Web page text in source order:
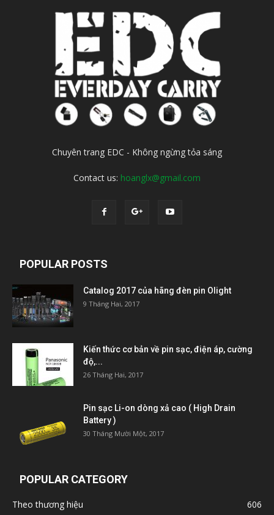
Chuyên trang EDC - Không ngừng tỏa sáng
Contact us: hoanglx@gmail.com
POPULAR POSTS
Catalog 2017 của hãng đèn pin Olight
9 Tháng Hai, 2017
Kiến thức cơ bản về pin sạc, điện áp, cường
độ,...
26 Tháng Hai, 2017
Pin sạc Li-on dòng xả cao ( High Drain
Battery )
30 Tháng Mười Một, 2017
POPULAR CATEGORY
Theo thương hiệu 606